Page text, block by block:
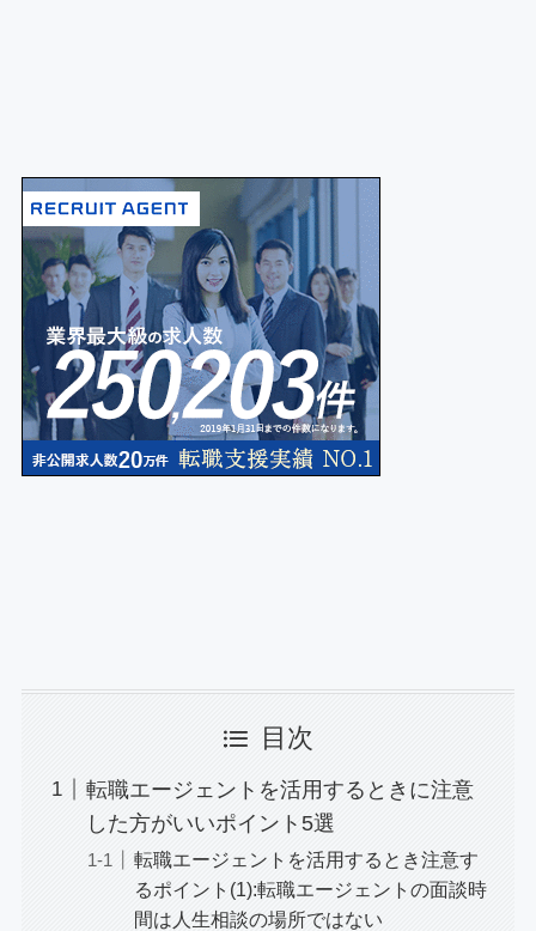
目次
転職エージェントを活用するときに注意
した方がいいポイント5選
転職エージェントを活用するとき注意す
るポイント(1):転職エージェントの面談時
間は人生相談の場所ではない